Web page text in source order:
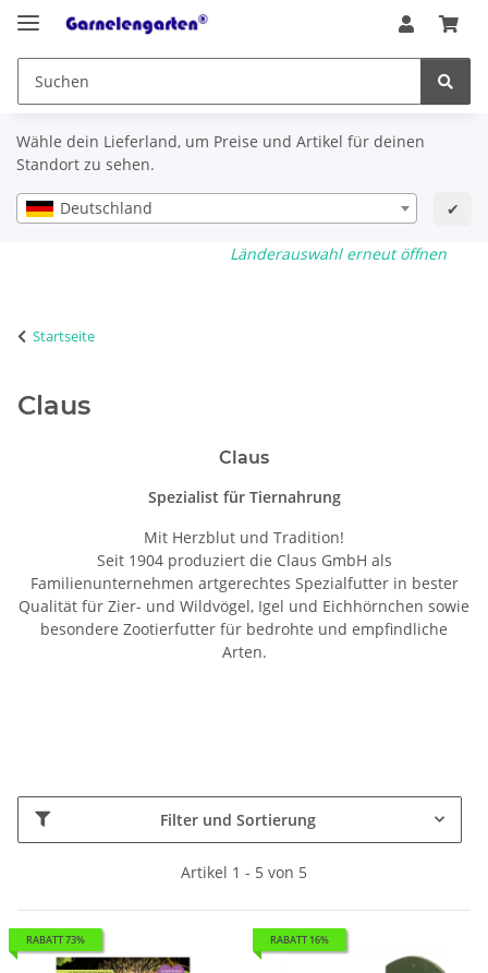
Wähle dein Lieferland, um Preise und Artikel für deinen
Standort zu sehen.
Deutschland ✔
Länderauswahl erneut öffnen
Startseite
Claus
Claus
Spezialist für Tiernahrung
Mit Herzblut und Tradition!
Seit 1904 produziert die Claus GmbH als
Familienunternehmen artgerechtes Spezialfutter in bester
Qualität für Zier- und Wildvögel, Igel und Eichhörnchen sowie
besondere Zootierfutter für bedrohte und empfindliche
Arten.
Filter und Sortierung
Artikel 1 - 5 von 5
RABATT 73% RABATT 16%